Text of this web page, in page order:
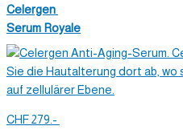
Celergen
Serum Royale
CHF 279.-